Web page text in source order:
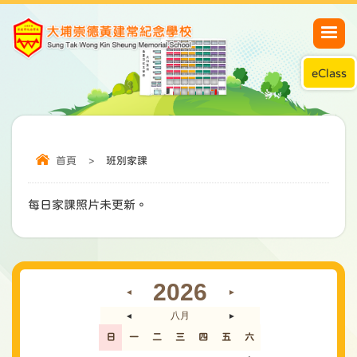
eClass
首頁 > 班別家課
每日家課照片未更新。
◄ 2026 ►
◄ 八月 ►
日 一 二 三 四 五 六